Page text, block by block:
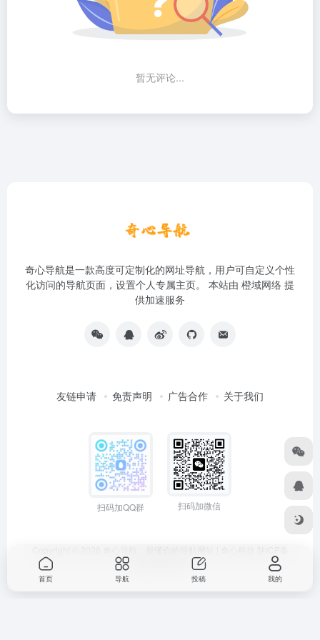
暂无评论...
奇心导航是一款高度可定制化的网址导航，用户可自定义个性
化访问的导航页面，设置个人专属主页。 本站由 橙域网络 提
供加速服务
友链申请 免责声明 广告合作 关于我们
扫码加QQ群 扫码加微信
首页 导航 投稿 我的